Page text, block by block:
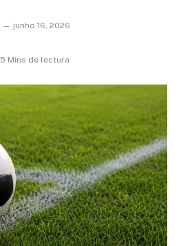
junho 16, 2026
5 Mins de lectura